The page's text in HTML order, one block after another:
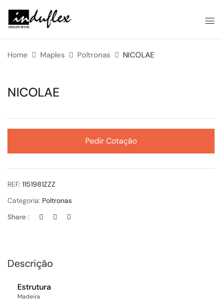
Home Maples Poltronas NICOLAE
NICOLAE
Pedir Cotação
REF: 1151981ZZZ
Categoria: Poltronas
Share :
Descrição
Estrutura
Madeira